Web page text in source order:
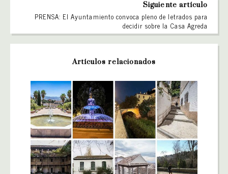
Siguiente artículo
PRENSA: El Ayuntamiento convoca pleno de letrados para
decidir sobre la Casa Agreda
Artículos relacionados